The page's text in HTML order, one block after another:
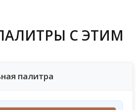
С ЭТИМ
палитра